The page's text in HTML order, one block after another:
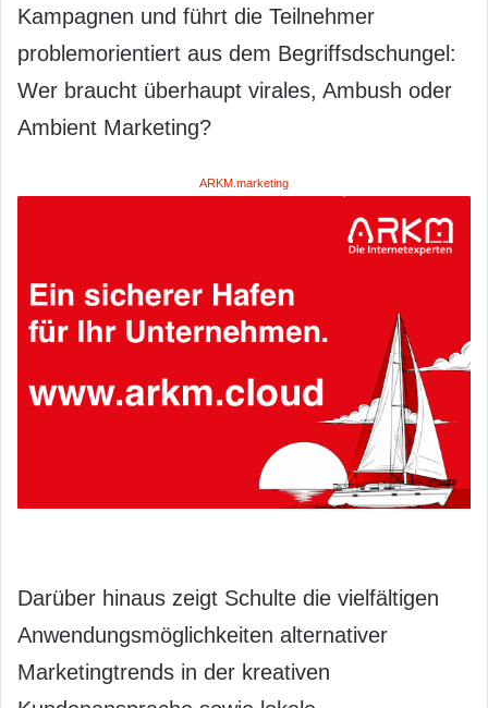
Kampagnen und führt die Teilnehmer
problemorientiert aus dem Begriffsdschungel:
Wer braucht überhaupt virales, Ambush oder
Ambient Marketing?
ARKM.marketing
Darüber hinaus zeigt Schulte die vielfältigen
Anwendungsmöglichkeiten alternativer
Marketingtrends in der kreativen